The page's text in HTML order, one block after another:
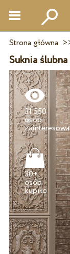
Strona główna
Suknia
31 550
osób
30+
osób
kupiło